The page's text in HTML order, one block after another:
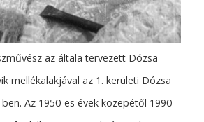
az általa tervezett Dózsa
mellékalakjával az 1. kerületi Dózsa
Az 1950-es évek közepétől 1990-